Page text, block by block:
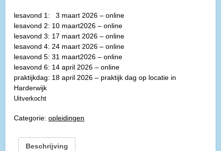
lesavond 1: 3 maart 2026 – online
lesavond 2: 10 maart2026 – online
lesavond 3: 17 maart 2026 – online
lesavond 4: 24 maart 2026 – online
lesavond 5: 31 maart2026 – online
lesavond 6: 14 april 2026 – online
praktijkdag: 18 april 2026 – praktijk dag op locatie in
Harderwijk
Uitverkocht
Categorie:opleidingen
Beschrijving